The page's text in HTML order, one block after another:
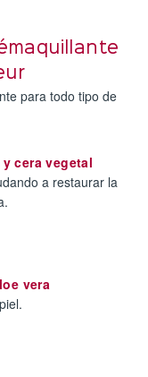
para todo tipo de
cera vegetal
a restaurar la
vera